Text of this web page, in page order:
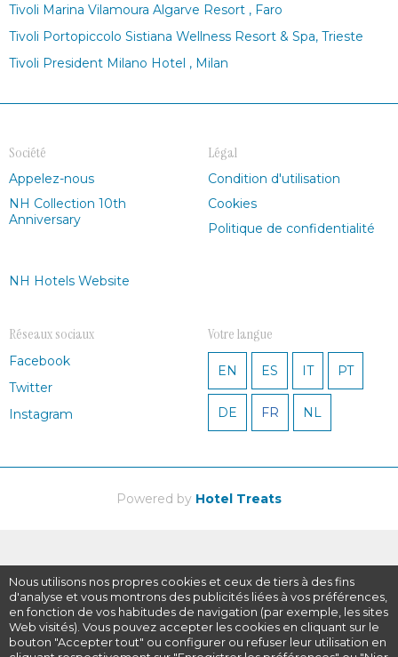
Nous utilisons nos propres cookies et ceux de tiers à des fins
d'analyse et vous montrons des publicités liées à vos préférences,
en fonction de vos habitudes de navigation (par exemple, les sites
Web visités). Vous pouvez accepter les cookies en cliquant sur le
bouton "Accepter tout" ou configurer ou refuser leur utilisation en
Tivoli Marina Vilamoura Algarve Resort , Faro
Tivoli Portopiccolo Sistiana Wellness Resort & Spa, Trieste
Tivoli President Milano Hotel , Milan
Société
Appelez-nous
NH Collection 10th
Anniversary
NH Hotels Website
Légal
Condition d'utilisation
Cookies
Politique de confidentialité
Réseaux sociaux
Facebook
Twitter
Instagram
Votre langue
EN ES IT PT
DE FR NL
Powered by Hotel Treats